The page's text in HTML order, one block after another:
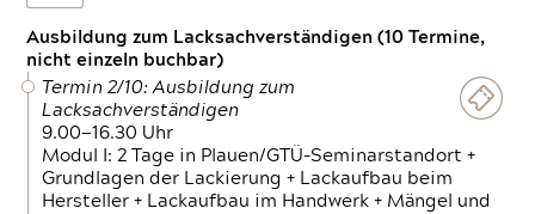
Ausbildung zum Lacksachverständigen (10 Termine,
nicht einzeln buchbar)
Termin 2/10: Ausbildung zum
Lacksachverständigen
9.00—16.30 Uhr
Modul I: 2 Tage in Plauen/GTÜ-Seminarstandort +
Grundlagen der Lackierung + Lackaufbau beim
Hersteller + Lackaufbau im Handwerk + Mängel und